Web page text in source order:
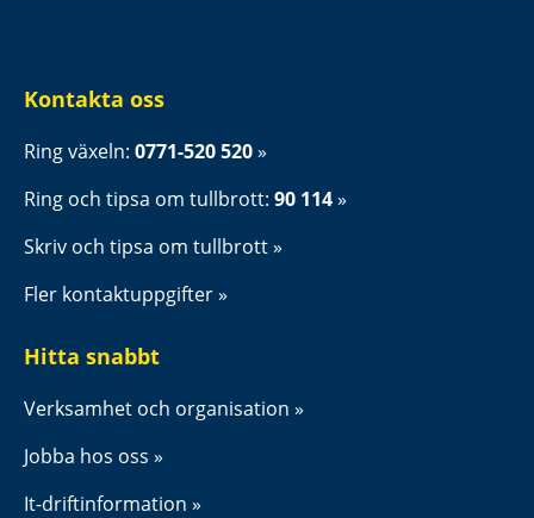
Kontakta oss
Ring växeln: 0771-520 520
Ring och tipsa om tullbrott: 90 114
Skriv och tipsa om tullbrott
Fler kontaktuppgifter
Hitta snabbt
Verksamhet och organisation
Jobba hos oss
It-driftinformation